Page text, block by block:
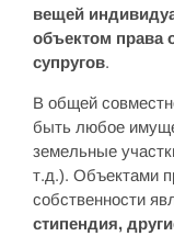
вещей
объектом права
супругов.
В общей
быть любое
земельные
т.д.). Объектами
собственности
стипендия,